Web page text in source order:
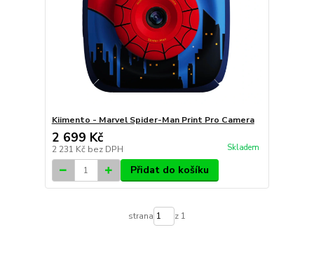
Kiimento - Marvel Spider-Man Print Pro Camera
2 699 Kč
2 231 Kč bez DPH Skladem
Přidat do košíku
strana z 1